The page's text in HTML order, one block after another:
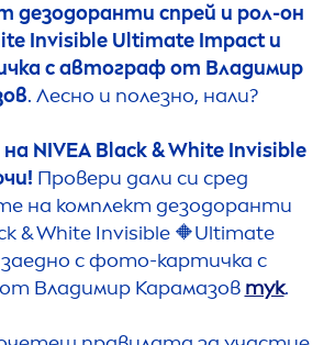
дезодоранти спрей и рол-он
Invisible Ultimate Impact и
с автограф от Владимир
. Лесно и полезно, нали?
NIVEA Black&White Invisible
Провери дали си сред
на комплект дезодоранти
&WhiteInvisible 🔶Ultimate
с фото-картичка с
Владимир Карамазов тук.